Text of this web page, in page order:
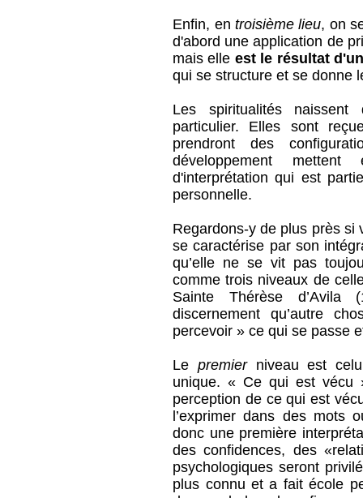
Enfin, en troisième lieu, on
d'abord une application de
mais elle est le résultat
qui se structure et se donne
Les spiritualités naissent
particulier. Elles sont
prendront des
développement
d'interprétation qui est
personnelle.
Regardons-y de plus près si
se caractérise par son
qu’elle ne se vit pas
comme trois niveaux de
Sainte Thérèse d’Avila
discernement qu’autre
percevoir » ce qui se passe
Le premierniveau est
unique. « Ce qui est
perception de ce qui est
l’exprimer dans des mots
donc une première
des confidences, des
psychologiques seront
plus connu et a fait école